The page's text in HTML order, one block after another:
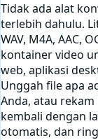
Tidak ada alat
terlebih dahulu.
WAV, M4A, AAC,
kontainer video
web, aplikasi
Unggah file apa
Anda, atau rekam
kembali dengan
otomatis, dan